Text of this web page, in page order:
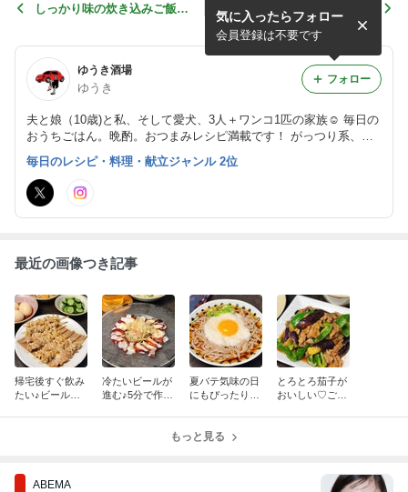
しっかり味の炊き込みご飯お
ランチボックス〜
やみつき必至！手が止まらな
くなる♪ごぼうレシピと、ぷ
るぷるおいしい、ヘルシーな
逸品！
ゆうき酒場
ゆうき
夫と娘（10歳)と私、そして愛犬、3人＋ワンコ1匹の家族☺︎ 毎日の
おうちごはん。晩酌。おつまみレシピ満載です！ がっつり系、お
肉おかず、 麺レシピも充実しています。
気に入ったらフォロー
会員登録は不要です
フォロー
毎日のレシピ・料理・献立ジャンル 2位
最近の画像つき記事
帰宅後すぐ飲み
たい♪ビールが
冷たいビールが
進む♪5分で作れ
夏バテ気味の日
にもぴったり♪
できる『とろ玉
とろとろ茄子が
おいしい♡ごは
もっと見る
ABEMA